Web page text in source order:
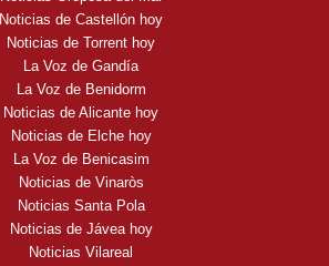
Noticias de Castellón hoy
Noticias de Torrent hoy
La Voz de Gandía
La Voz de Benidorm
Noticias de Alicante hoy
Noticias de Elche hoy
La Voz de Benicasim
Noticias de Vinaròs
Noticias Santa Pola
Noticias de Jávea hoy
Noticias Vilareal